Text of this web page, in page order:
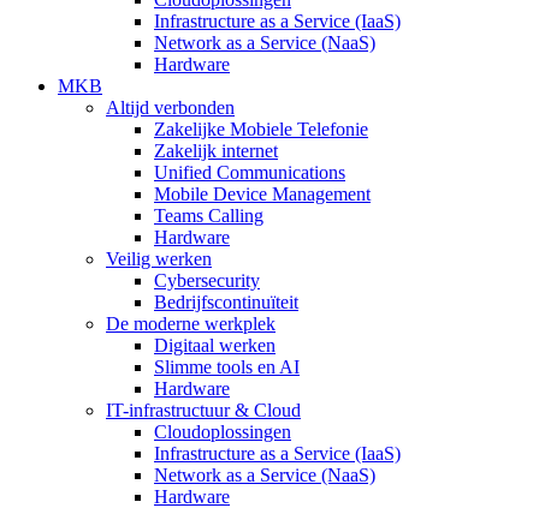
Infrastructure as a Service (IaaS)
Network as a Service (NaaS)
Hardware
MKB
Altijd verbonden
Zakelijke Mobiele Telefonie
Zakelijk internet
Unified Communications
Mobile Device Management
Teams Calling
Hardware
Veilig werken
Cybersecurity
Bedrijfscontinuïteit
De moderne werkplek
Digitaal werken
Slimme tools en AI
Hardware
IT-infrastructuur & Cloud
Cloudoplossingen
Infrastructure as a Service (IaaS)
Network as a Service (NaaS)
Hardware